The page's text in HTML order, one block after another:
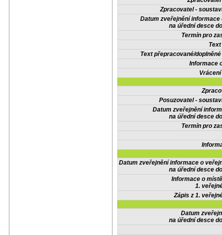
Zpracovatel -
Datum zveřejnění informace
na úřední desce
Termín pro
Text přepracované/
Informace
Posuzovatel -
Datum zveřejnění
na úřední desce
Termín pro
Datum zveřejnění informace o
na úřední desce
Informace o
1.
Zápis z 1.
Datum
na úřední desce